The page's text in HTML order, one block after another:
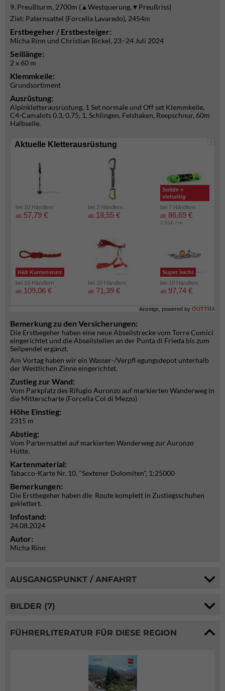
9. Preußturm, 2700m (▲Westquerung,▼Preußriss)
Ziel: Paternsattel (Forcella Lavaredo), 2454m
Erstbegeher / Erstbesteiger:
Micha Rinn und Christian Bickel, 23–24 Juli 2024
Seillänge:
2 x 60 m
Klemmkeile:
Grundsortiment
Ausrüstung:
Alpinkletterausrüstung, 1 Set normale und Off set Klemmkeile,
C4-Camalots 0.3, 0.75, 1, Schlingen, Felshaken, Reepschnur, 60m
Halbseile.
i
Aktuelle Kletterausrüstung
bei 10 Händlern
ab 57,79 €
bei 2 Händlern
ab 18,55 €
Solide +
vielseitig
bei 7 Händlern
ab 86,69 €
2.91€ / m
Hält Kantensturz
bei 10 Händlern
ab 109,06 €
bei 10 Händlern
ab 71,39 €
Super leicht
bei 10 Händlern
ab 97,74 €
Anzeige, powered by OUTTRA
Bemerkung zu den Versicherungen:
Die Erstbegeher haben eine neue Abseilstrecke vom Torre Comici
eingerichtet und die Abseilstellen an der Punta di Frieda bis zum
Seilpendel ergänzt.
Am Vortag haben wir ein Wasser-/Verpfl egungsdepot unterhalb
der Westlichen Zinne eingerichtet.
Zustieg zur Wand:
Vom Parkplatz des Rifugio Auronzo auf markierten Wanderweg in
die Mitterscharte (Forcella Col di Mezzo)
Höhe Einstieg:
2315 m
Abstieg:
Vom Parternsattel auf markierten Wanderweg zur Auronzo
Hütte.
Kartenmaterial:
Tabacco-Karte Nr. 10, "Sextener Dolomiten", 1:25000
Bemerkungen:
Die Erstbegeher haben die Route komplett in Zustiegsschuhen
geklettert.
Infostand:
24.08.2024
Autor:
Micha Rinn
AUSGANGSPUNKT / ANFAHRT
BILDER (7)
FÜHRERLITERATUR FÜR DIESE REGION